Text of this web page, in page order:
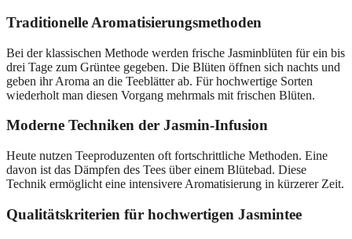
Traditionelle Aromatisierungsmethoden
Bei der klassischen Methode werden frische Jasminblüten für ein bis
drei Tage zum Grüntee gegeben. Die Blüten öffnen sich nachts und
geben ihr Aroma an die Teeblätter ab. Für hochwertige Sorten
wiederholt man diesen Vorgang mehrmals mit frischen Blüten.
Moderne Techniken der Jasmin-Infusion
Heute nutzen Teeproduzenten oft fortschrittliche Methoden. Eine
davon ist das Dämpfen des Tees über einem Blütebad. Diese
Technik ermöglicht eine intensivere Aromatisierung in kürzerer Zeit.
Qualitätskriterien für hochwertigen Jasmintee